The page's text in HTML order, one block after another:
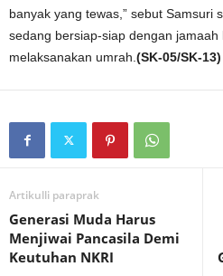
banyak yang tewas,” sebut Samsuri
sedang bersiap-siap dengan
melaksanakan umrah. (SK-05/SK-13)
Artikulli paraprak
Generasi Muda Harus
Menjiwai Pancasila Demi
Keutuhan NKRI